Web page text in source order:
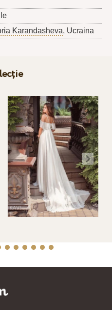
Karandasheva, Ucraina